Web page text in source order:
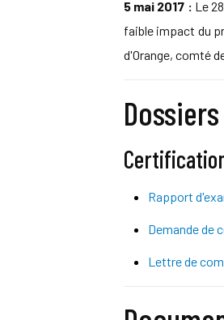
5 mai 2017 : Le
faible impact du
d'Orange, comté
Rapport
Demande de
Lettre de